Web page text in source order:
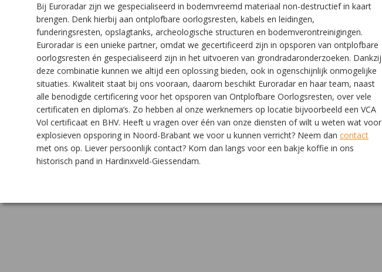
Bij Euroradar zijn we gespecialiseerd in bodemvreemd materiaal non-destructief in kaart
brengen. Denk hierbij aan ontplofbare oorlogsresten, kabels en leidingen,
funderingsresten, opslagtanks, archeologische structuren en bodemverontreinigingen.
Euroradar is een unieke partner, omdat we gecertificeerd zijn in opsporen van ontplofbare
oorlogsresten én gespecialiseerd zijn in het uitvoeren van grondradaronderzoeken. Dankzij
deze combinatie kunnen we altijd een oplossing bieden, ook in ogenschijnlijk onmogelijke
situaties. Kwaliteit staat bij ons vooraan, daarom beschikt Euroradar en haar team, naast
alle benodigde certificering voor het opsporen van Ontplofbare Oorlogsresten, over vele
certificaten en diploma’s. Zo hebben al onze werknemers op locatie bijvoorbeeld een VCA
Vol certificaat en BHV. Heeft u vragen over één van onze diensten of wilt u weten wat voor
explosieven opsporing in Noord-Brabant we voor u kunnen verricht? Neem dan contact
met ons op. Liever persoonlijk contact? Kom dan langs voor een bakje koffie in ons
historisch pand in Hardinxveld-Giessendam.